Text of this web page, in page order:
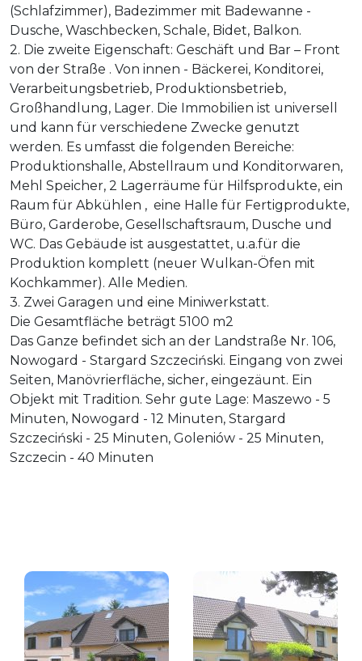
(Schlafzimmer), Badezimmer mit Badewanne -
Dusche, Waschbecken, Schale, Bidet, Balkon.
2. Die zweite Eigenschaft: Geschäft und Bar – Front
von der Straße . Von innen - Bäckerei, Konditorei,
Verarbeitungsbetrieb, Produktionsbetrieb,
Großhandlung, Lager. Die Immobilien ist universell
und kann für verschiedene Zwecke genutzt
werden. Es umfasst die folgenden Bereiche:
Produktionshalle, Abstellraum und Konditorwaren,
Mehl Speicher, 2 Lagerräume für Hilfsprodukte, ein
Raum für Abkühlen , eine Halle für Fertigprodukte,
Büro, Garderobe, Gesellschaftsraum, Dusche und
WC. Das Gebäude ist ausgestattet, u.a.für die
Produktion komplett (neuer Wulkan-Öfen mit
Kochkammer). Alle Medien.
3. Zwei Garagen und eine Miniwerkstatt.
Die Gesamtfläche beträgt 5100 m2
Das Ganze befindet sich an der Landstraße Nr. 106,
Nowogard - Stargard Szczeciński. Eingang von zwei
Seiten, Manövrierfläche, sicher, eingezäunt. Ein
Objekt mit Tradition. Sehr gute Lage: Maszewo - 5
Minuten, Nowogard - 12 Minuten, Stargard
Szczeciński - 25 Minuten, Goleniów - 25 Minuten,
Szczecin - 40 Minuten